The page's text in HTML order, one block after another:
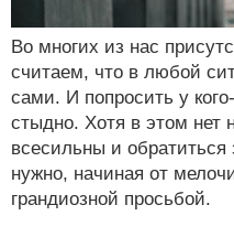
Во многих из нас
считаем, что в любой
сами. И попросить у
стыдно. Хотя в этом нет
всесильны и
нужно, начиная от
грандиозной просьбой.